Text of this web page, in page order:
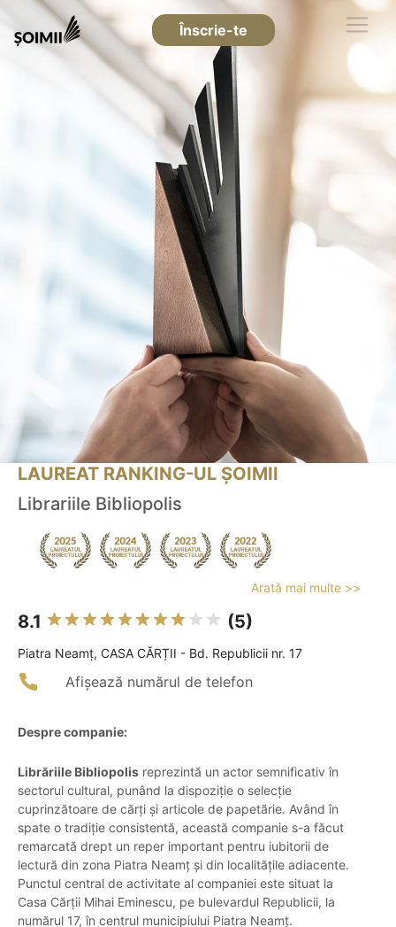
Înscrie-te
LAUREAT RANKING-UL ȘOIMII
Librariile Bibliopolis
Arată mai multe >>
8.1 (5)
Piatra Neamţ, CASA CĂRȚII - Bd. Republicii nr. 17
Afișează numărul de telefon
Despre companie:
Librăriile Bibliopolis reprezintă un actor semnificativ în
sectorul cultural, punând la dispoziție o selecție
cuprinzătoare de cărți și articole de papetărie. Având în
spate o tradiție consistentă, această companie s-a făcut
remarcată drept un reper important pentru iubitorii de
lectură din zona Piatra Neamț și din localitățile adiacente.
Punctul central de activitate al companiei este situat la
Casa Cărții Mihai Eminescu, pe bulevardul Republicii, la
numărul 17, în centrul municipiului Piatra Neamț.